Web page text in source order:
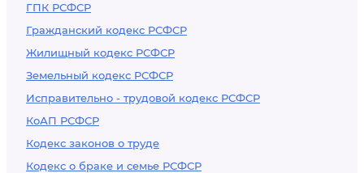
ГПК РСФСР
Гражданский кодекс РСФСР
Жилищный кодекс РСФСР
Земельный кодекс РСФСР
Исправительно - трудовой кодекс РСФСР
КоАП РСФСР
Кодекс законов о труде
Кодекс о браке и семье РСФСР